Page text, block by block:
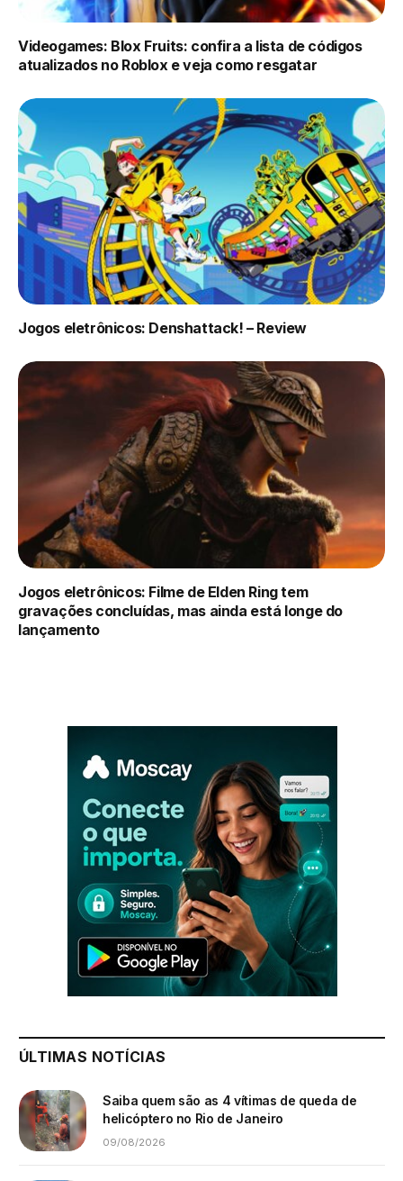
Videogames: Blox Fruits: confira a lista de códigos
atualizados no Roblox e veja como resgatar
Jogos eletrônicos: Denshattack! – Review
Jogos eletrônicos: Filme de Elden Ring tem
gravações concluídas, mas ainda está longe do
lançamento
ÚLTIMAS NOTÍCIAS
Saiba quem são as 4 vítimas de queda de
helicóptero no Rio de Janeiro
09/08/2026